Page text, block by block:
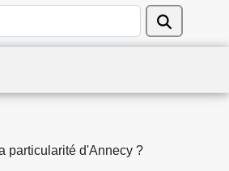
particularité d'Annecy ?